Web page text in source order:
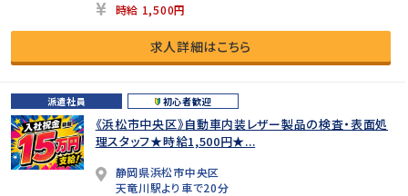
時給 1,500円
求人詳細はこちら
派遣社員 初心者歓迎
《浜松市中央区》自動車内装レザー製品の検査・表面処
理スタッフ★時給1,500円★...
静岡県浜松市中央区
天竜川駅より車で20分